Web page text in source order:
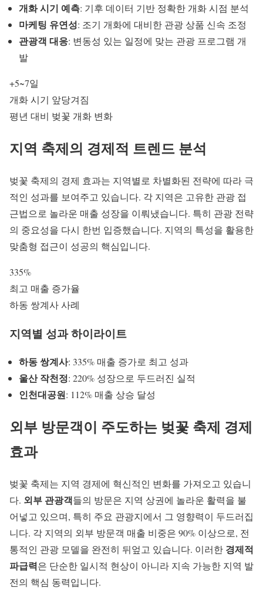
개화 시기 예측: 기후 데이터 기반 정확한 개화 시점 분석
마케팅 유연성: 조기 개화에 대비한 관광 상품 신속 조정
관광객 대응: 변동성 있는 일정에 맞는 관광 프로그램 개
발
+5~7일
개화 시기 앞당겨짐
평년 대비 벚꽃 개화 변화
지역 축제의 경제적 트렌드 분석
벚꽃 축제의 경제 효과는 지역별로 차별화된 전략에 따라 극
적인 성과를 보여주고 있습니다. 각 지역은 고유한 관광 접
근법으로 놀라운 매출 성장을 이뤄냈습니다. 특히 관광 전략
의 중요성을 다시 한번 입증했습니다. 지역의 특성을 활용한
맞춤형 접근이 성공의 핵심입니다.
335%
최고 매출 증가율
하동 쌍계사 사례
지역별 성과 하이라이트
하동 쌍계사: 335% 매출 증가로 최고 성과
울산 작천정: 220% 성장으로 두드러진 실적
인천대공원: 112% 매출 상승 달성
외부 방문객이 주도하는 벚꽃 축제 경제
효과
벚꽃 축제는 지역 경제에 혁신적인 변화를 가져오고 있습니
다. 외부 관광객들의 방문은 지역 상권에 놀라운 활력을 불
어넣고 있으며, 특히 주요 관광지에서 그 영향력이 두드러집
니다. 각 지역의 외부 방문객 매출 비중은 90% 이상으로, 전
통적인 관광 모델을 완전히 뒤엎고 있습니다. 이러한 경제적
파급력은 단순한 일시적 현상이 아니라 지속 가능한 지역 발
전의 핵심 동력입니다.